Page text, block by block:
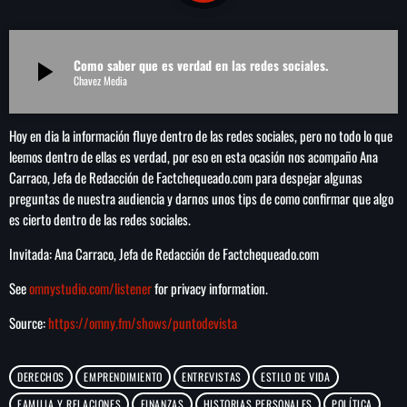
play_arrow LA CAMPESINA GEORGIA
INICIO
NOTAS
PROGRAMACIÓN
LOCUCIÓN (TALENTO AL AIRE)
RANKING
HISTORIA
play_arrow Como saber que es verdad en las redes sociales.
Chavez Media
Hoy en dia la información fluye dentro de las redes sociales, pero no todo lo que
leemos dentro de ellas es verdad, por eso en esta ocasión nos acompaño Ana
Carraco, Jefa de Redacción de Factchequeado.com para despejar algunas
preguntas de nuestra audiencia y darnos unos tips de como confirmar que algo
es cierto dentro de las redes sociales.
Invitada: Ana Carraco, Jefa de Redacción de Factchequeado.com
Seeomnystudio.com/listenerfor privacy information.
Source:https://omny.fm/shows/puntodevista
DERECHOS EMPRENDIMIENTO ENTREVISTAS
ESTILO DE VIDA